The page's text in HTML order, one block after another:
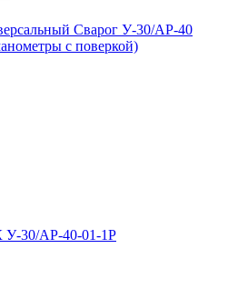
Сварог У-30/АР-40
с поверкой)
У-30/АР-40-01-1Р